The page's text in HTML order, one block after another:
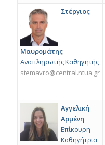
Στέργιος
Μαυρομάτης
Αναπληρωτής Καθηγητής
stemavro@central.ntua.gr
Αγγελική
Αρμένη
Επίκουρη
Καθηγήτρια